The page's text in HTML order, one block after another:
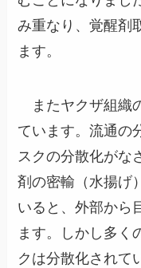
み重なり、覚醒剤
ます。
またヤクザ組織
ています。流通の
スクの分散化がな
剤の密輸（水揚げ
いると、外部から
ます。しかし多く
クは分散化されて